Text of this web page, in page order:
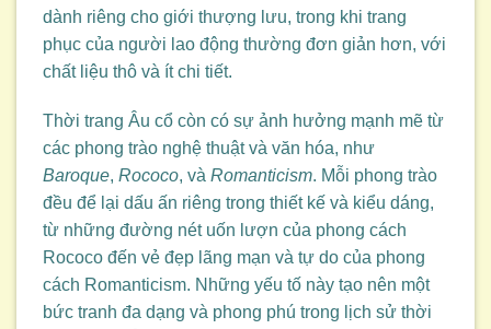
dành riêng cho giới thượng lưu, trong khi trang
phục của người lao động thường đơn giản hơn, với
chất liệu thô và ít chi tiết.
Thời trang Âu cổ còn có sự ảnh hưởng mạnh mẽ từ
các phong trào nghệ thuật và văn hóa, như
Baroque, Rococo, và Romanticism. Mỗi phong trào
đều để lại dấu ấn riêng trong thiết kế và kiểu dáng,
từ những đường nét uốn lượn của phong cách
Rococo đến vẻ đẹp lãng mạn và tự do của phong
cách Romanticism. Những yếu tố này tạo nên một
bức tranh đa dạng và phong phú trong lịch sử thời